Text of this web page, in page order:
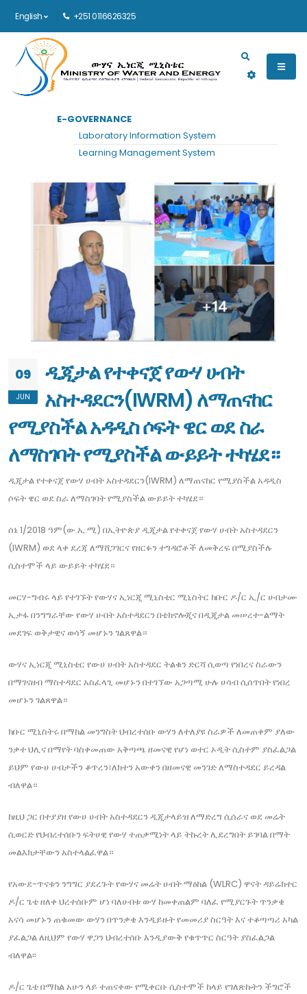
English +251 0116626325
Main navigation
E-GOVERNANCE
Laboratory Information System
Learning Management System
09
JUN
ዲጂታል የተቀናጀ የውሃ ሀብት
አስተዳደርን(IWRM) ለማጠናከር
የሚያስችል አዳዲስ ሶፍት ዌር ወደ ስራ
ለማስገባት የሚያስችል ውይይት ተካሄደ።
ዲጂታል የተቀናጀ የውሃ ሀብት አስተዳደርን(IWRM) ለማጠናከር የሚያስችል አዳዲስ
ሶፍት ዌር ወደ ስራ ለማስገባት የሚያስችል ውይይት ተካሄደ።
ሰኔ 1/2018 ዓም(ው.ኢ.ሚ) በኢትዮጵያ ዲጂታል የተቀናጀ የውሃ ሀብት አስተዳደርን
(IWRM) ወደ ላቀ ደረጃ ለማሸጋገርና የዘርፉን ተግዳሮቶች ለመቅረፍ በሚያስችሉ
ሲስተሞች ላይ ውይይት ተካሄደ።
መርሃ-ግብሩ ላይ የተገኙት የውሃና ኢነርጂ ሚኒስቴር ሚኒስትር ክቡር ዶ/ር ኢ/ር ሀብታሙ
ኢታፋ በንግግራቸው የውሃ ሀብት አስተዳደርን በቴክኖሎጂና በዲጂታል መሠረተ-ልማት
መደገፍ ወቅታዊና ወሳኝ መሆኑን ገልጸዋል።
ውሃና ኢነርጂ ሚኒስቴር የውሀ ሀብት አስተዳደር ትልቁን ድርሻ ሲወጣ የነበረና ስራውን
በማገናዘብ ማስተዳደር አስፈላጊ መሆኑን በተገኘው አጋጣሚ ሁሉ ሀሳብ ሲሰጥበት የነበረ
መሆኑን ገልጸዋል።
ክቡር ሚኒስትሩ በማከል መንግስት ህብረተሰቡ ውሃን ለተለያዩ ስራዎች ለመጠቀም ያለው
ንቃተ ህሊና በማየት ባስቀመጠው አቅጣጫ ዘመናዊ የሆነ ወተር ኦዲት ሲስተም ያስፈልጋል
ይህም የውሀ ሀብታችን ቆጥረን፣ለክተን አውቀን በዘመናዊ መንገድ ለማስተዳደር ይረዳል
ብለዋል።
ከዚህ ጋር በተያያዘ የውሀ ሀብት አስተዳደርን ዲጂታላይዝ ለማድረግ ሲሰራና ወደ መሬት
ሲወርድ የህብረተሰቡን ፍትሀዊ የውሃ ተጠቃሚነት ላይ ትኩረት ሊደረግበት ይገባል በማት
መልእክታቸውን አስተላልፈዋል።
የአውደ-ጥናቱን ንግግር ያደረጉት የውሃና መሬት ሀብት ማዕከል (WLRC) ዋናት ዳይሬክተር
ዶ/ር ጌቴ ዘለቀ ህረተሰቡም ሆነ ባለሀብቱ ውሃ ከመቀጠልም ባለፈ የሚያርጉት ጥንቃቄ
አናሳ መሆኑን ጠቁመው ውሃን በጥንቃቄ እንዲይዙት የመመሪያ ስርዓት እና ተቆጣጣሪ አካል
ያፈልጋል ለዚህም የውሃ ዋጋን ህብረተሰቡ እንዲያውቅ የቁጥጥር ስርዓት ያስፈልጋል
ብለዋል፡፡
ዶ/ር ጌቴ በማከል አሁን ላይ ተጠናቀው የሚቀርቡ ሲስተሞች ከላይ የገለጽኩትን ችግሮች